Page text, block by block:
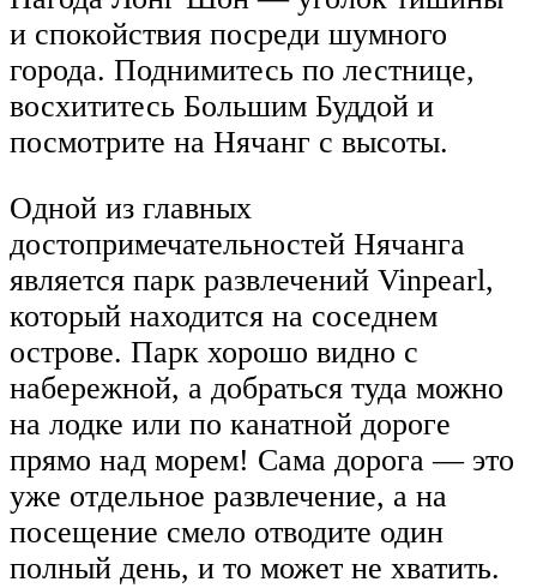
и спокойствия посреди шумного
города. Поднимитесь по лестнице,
восхититесь Большим Буддой и
посмотрите на Нячанг с высоты.
Одной из главных
достопримечательностей Нячанга
является парк развлечений Vinpearl,
который находится на соседнем
острове. Парк хорошо видно с
набережной, а добраться туда можно
на лодке или по канатной дороге
прямо над морем! Сама дорога — это
уже отдельное развлечение, а на
посещение смело отводите один
полный день, и то может не хватить.